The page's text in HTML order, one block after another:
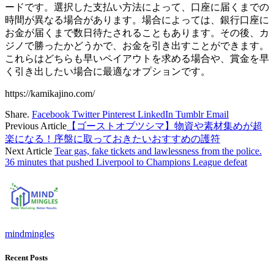
ードです。選択した支払い方法によって、口座に届くまでの
時間が異なる場合があります。場合によっては、銀行口座に
お金が届くまで数日待たされることもあります。その後、カ
ジノで勝ったかどうかで、お金を引き出すことができます。
これらはどちらも早いペイアウトを求める場合や、賞金を早
く引き出したい場合に最適なオプションです。
https://kamikajino.com/
Share. Facebook Twitter Pinterest LinkedIn Tumblr Email
Previous Article 【ゴーストオブツシマ】物資や素材集めが超
楽になる！序盤に取っておきたいおすすめの護符
Next Article Tear gas, fake tickets and lawlessness from the police.
36 minutes that pushed Liverpool to Champions League defeat
mindmingles
Recent Posts